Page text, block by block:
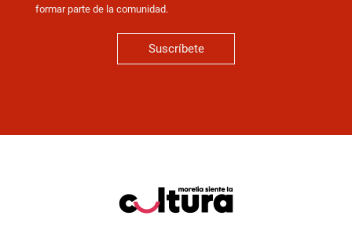
formar parte de la comunidad.
Suscríbete